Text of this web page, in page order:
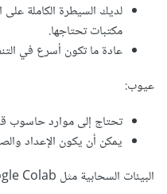
لديك السيطرة الكاملة على
مكتبات تحتاجها.
عادة ما تكون أسرع في
عيوب:
تحتاج إلى موارد حاسوب
يمكن أن يكون الإعداد
البيئات السحابية مثل Google Colab: